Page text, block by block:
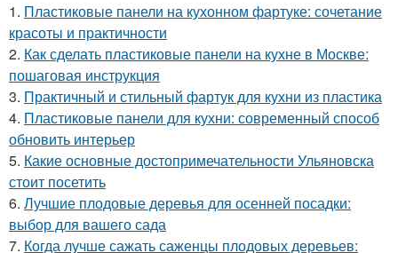
1. Пластиковые панели на кухонном фартуке: сочетание
красоты и практичности
2. Как сделать пластиковые панели на кухне в Москве:
пошаговая инструкция
3. Практичный и стильный фартук для кухни из пластика
4. Пластиковые панели для кухни: современный способ
обновить интерьер
5. Какие основные достопримечательности Ульяновска
стоит посетить
6. Лучшие плодовые деревья для осенней посадки:
выбор для вашего сада
7. Когда лучше сажать саженцы плодовых деревьев: